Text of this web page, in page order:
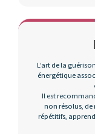
L’art de la
énergétique
Il est
non résolus, de
répétitifs,